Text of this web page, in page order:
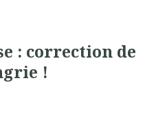
: correction de
!